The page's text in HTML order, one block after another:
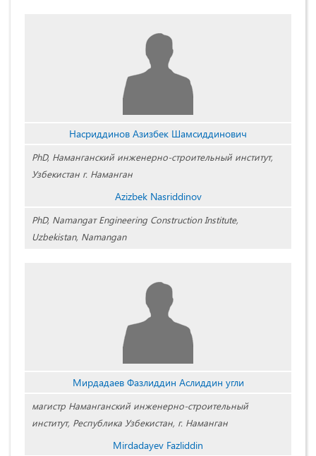
Насриддинов Азизбек Шамсиддинович
PhD, Наманганский инженерно-строительный институт,
Узбекистан г. Наманган
Azizbek Nasriddinov
PhD, Namangaт Engineering Construction Institute,
Uzbekistan, Namangan
Мирдадаев Фазлиддин Аслиддин угли
магистр Наманганский инженерно-строительный
институт, Республика Узбекистан, г. Наманган
Mirdadayev Fazliddin